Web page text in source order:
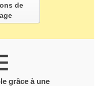
de
grâce à une